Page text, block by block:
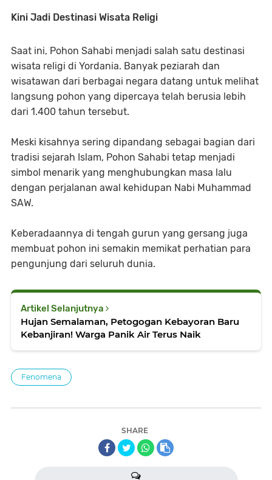
Kini Jadi Destinasi Wisata Religi
Saat ini, Pohon Sahabi menjadi salah satu destinasi
wisata religi di Yordania. Banyak peziarah dan
wisatawan dari berbagai negara datang untuk melihat
langsung pohon yang dipercaya telah berusia lebih
dari 1.400 tahun tersebut.
Meski kisahnya sering dipandang sebagai bagian dari
tradisi sejarah Islam, Pohon Sahabi tetap menjadi
simbol menarik yang menghubungkan masa lalu
dengan perjalanan awal kehidupan Nabi Muhammad
SAW.
Keberadaannya di tengah gurun yang gersang juga
membuat pohon ini semakin memikat perhatian para
pengunjung dari seluruh dunia.
Artikel Selanjutnya
Hujan Semalaman, Petogogan Kebayoran Baru
Kebanjiran! Warga Panik Air Terus Naik
Fenomena
SHARE